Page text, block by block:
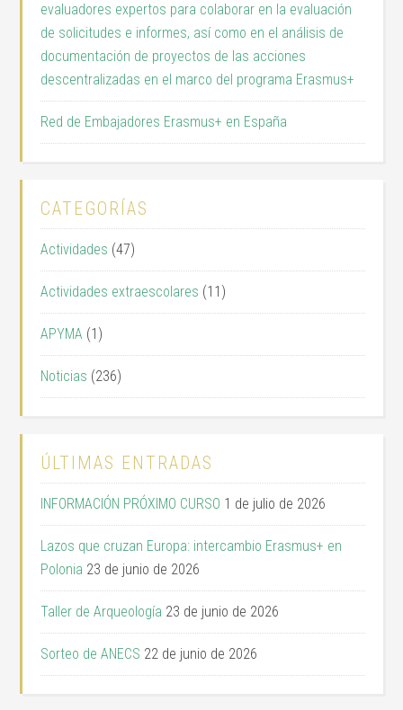
evaluadores expertos para colaborar en la evaluación
de solicitudes e informes, así como en el análisis de
documentación de proyectos de las acciones
descentralizadas en el marco del programa Erasmus+
Red de Embajadores Erasmus+ en España
CATEGORÍAS
Actividades (47)
Actividades extraescolares (11)
APYMA (1)
Noticias (236)
ÚLTIMAS ENTRADAS
INFORMACIÓN PRÓXIMO CURSO 1 de julio de 2026
Lazos que cruzan Europa: intercambio Erasmus+ en
Polonia 23 de junio de 2026
Taller de Arqueología 23 de junio de 2026
Sorteo de ANECS 22 de junio de 2026